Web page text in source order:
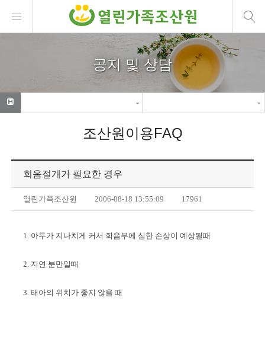
공지 및 상담
조산원이용FAQ
회음절개가 필요한 경우
열린가족조산원 2006-08-18 13:55:09 17961
1. 아두가 지나치게 커서 회음부에 심한 손상이 예상될때
2. 지연 분만일때
3. 태아의 위치가 좋지 않을 때